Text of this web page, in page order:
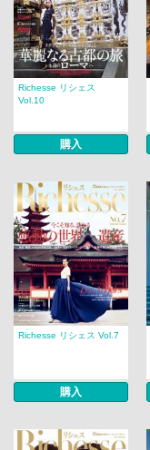
Richesse リシェス
Vol.10
購入
Richesse リシェス Vol.7
購入